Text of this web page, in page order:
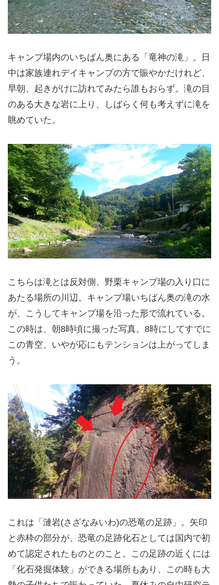
キャンプ場内のいちばん奥にある「竜神の滝」。日
中は家族連れデイキャンプの方で賑やかだけれど、
早朝、起きがけに訪れてみたら誰もおらず。滝の目
のある大きな岩に上り、しばらく何も考えずに滝を
眺めていた。
こちらは滝とは反対側、野栗キャンプ場の入り口に
あたる場所の川辺。キャンプ場いちばん奥の滝の水
が、こうしてキャンプ場を沿った形で流れている。
この時は、朝8時頃に撮った写真。8時にしてすでに
この青空、いやが応にもテンションは上がってしま
う。
これは「漣岩(さざなみいわ)の恐竜の足跡」。矢印
と赤枠の部分が、恐竜の足跡化石としては国内で初
めて認定されたものとのこと。この足跡の近くには
「化石発掘体験」ができる場所もあり、この時も大